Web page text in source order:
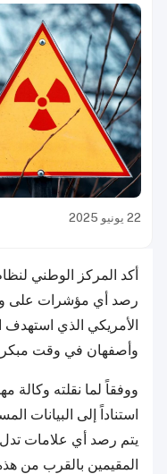
22 يونيو 2025
أكد المركز الوطني
رصد أي مؤشرات على
الأمريكي الذي استهدف
وأصفهان في وقت مبكر
ووفقاً لما نقلته وكالة
استناداً إلى البيانات
يتم رصد أي علامات
المقيمين بالقرب من